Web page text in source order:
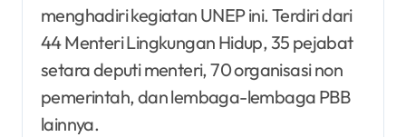
menghadiri kegiatan UNEP ini. Terdiri dari
44 Menteri Lingkungan Hidup, 35 pejabat
setara deputi menteri, 70 organisasi non
pemerintah, dan lembaga-lembaga PBB
lainnya.